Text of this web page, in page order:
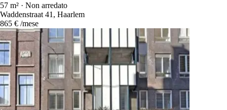
57 m² · Non arredato
Waddenstraat 41, Haarlem
865 € /mese